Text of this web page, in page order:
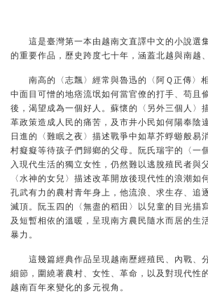
這是臺灣第一本由越南文直譯中文的小說選
的重要作品，歷史跨度七十年，涵蓋北越與南越
南高的〈志飄〉經常與魯迅的〈阿Ｑ正傳〉
中面目可憎的地痞流氓如何當官僚的打手、苟且
後，渴望成為一個好人。蘇懷的〈另外三個人〉
革政策造成人民的痛苦，及市井小民如何陽奉陰
日進的〈難眠之夜〉描述戰爭中如草芥蜉蝣般易
村癡癡等待孩子們歸鄉的父母。阮氏瑞宇的〈一
入現代生活的獨立女性，仍然難以逃脫殖民者與
〈水神的女兒〉描述改革開放後現代性的浪潮如
孔武有力的農村青年身上，他流浪、求生存、追
滅頂。阮玉四的〈無盡的稻田〉以兒童的目光描
及短暫相依的溫暖，呈現南方農民隨水而居的生
暴力。
這幾篇經典作品呈現越南歷經殖民、內戰、
細節，圍繞著農村、女性、革命，以及對現代性
越南百年來變化的多元視角。